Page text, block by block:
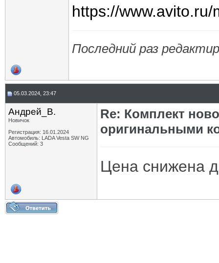
https://
Последний раз
05.03.2024, 23:47
Андрей_В.
Новичок
Регистрация: 16.01.2024
Автомобиль: LADA Vesta SW NG
Сообщений: 3
Re: Комплект
оригинальными
Цена снижена